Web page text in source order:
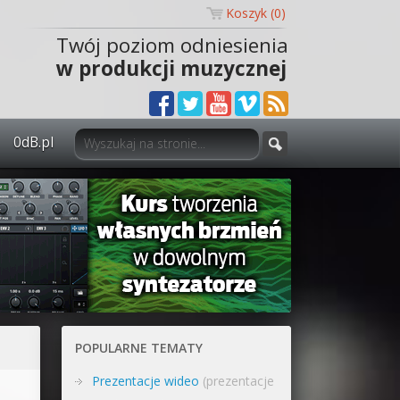
Koszyk (0)
Twój poziom odniesienia
w produkcji muzycznej
0dB.pl
0dB.pl - informacje
Newsletter
Materiały dla mediów
Archiwum aktualności
POPULARNE TEMATY
Prezentacje wideo (prezentacje